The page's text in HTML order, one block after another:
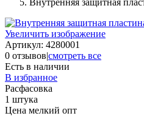
Внутренняя защитная
Увеличить изображение
Артикул: 4280001
0 отзывов|смотреть все
Есть в наличии
В избранное
Расфасовка
1 штука
Цена мелкий опт